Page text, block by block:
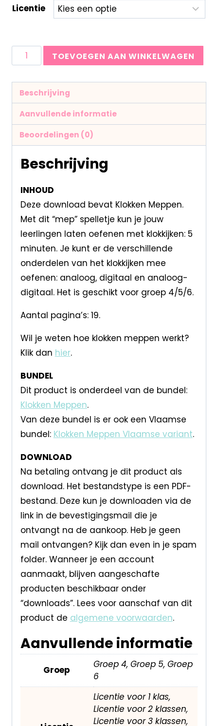
Licentie
TOEVOEGEN AAN WINKELWAGEN
Beschrijving
Aanvullende informatie
Beoordelingen (0)
Beschrijving
INHOUD
Deze download bevat Klokken Meppen.
Met dit “mep” spelletje kun je jouw
leerlingen laten oefenen met klokkijken: 5
minuten. Je kunt er de verschillende
onderdelen van het klokkijken mee
oefenen: analoog, digitaal en analoog-
digitaal. Het is geschikt voor groep 4/5/6.
Aantal pagina’s: 19.
Wil je weten hoe klokken meppen werkt?
Klik dan hier.
BUNDEL
Dit product is onderdeel van de bundel:
Klokken Meppen.
Van deze bundel is er ook een Vlaamse
bundel: Klokken Meppen Vlaamse variant.
DOWNLOAD
Na betaling ontvang je dit product als
download. Het bestandstype is een PDF-
bestand. Deze kun je downloaden via de
link in de bevestigingsmail die je
ontvangt na de aankoop. Heb je geen
mail ontvangen? Kijk dan even in je spam
folder. Wanneer je een account
aanmaakt, blijven aangeschafte
producten beschikbaar onder
“downloads”. Lees voor aanschaf van dit
product de algemene voorwaarden.
Aanvullende informatie
Groep
Groep 4, Groep 5, Groep
6
Licentie voor 1 klas,
Licentie voor 2 klassen,
Licentie voor 3 klassen,